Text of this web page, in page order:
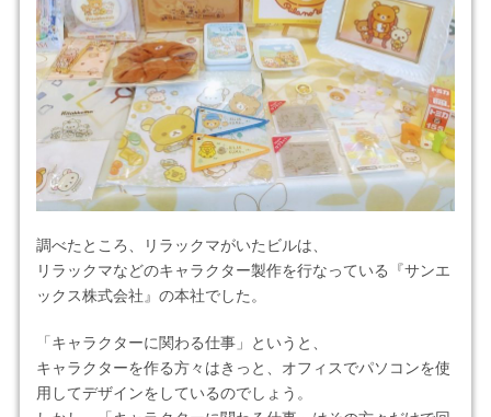
調べたところ、リラックマがいたビルは、
リラックマなどのキャラクター製作を行なっている『サンエ
ックス株式会社』の本社でした。
「キャラクターに関わる仕事」というと、
キャラクターを作る方々はきっと、オフィスでパソコンを使
用してデザインをしているのでしょう。